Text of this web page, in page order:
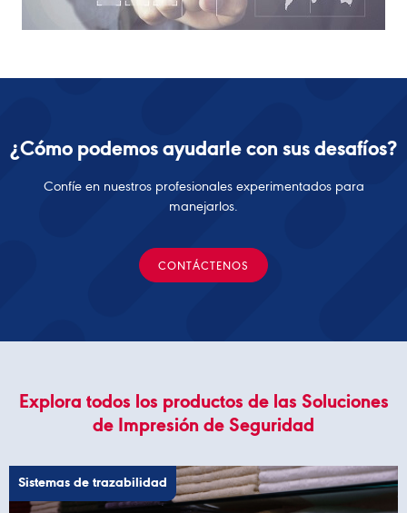
¿Cómo podemos ayudarle con sus desafíos?
Confíe en nuestros profesionales experimentados para
manejarlos.
CONTÁCTENOS
Explora todos los productos de las Soluciones
de Impresión de Seguridad
Sistemas de trazabilidad